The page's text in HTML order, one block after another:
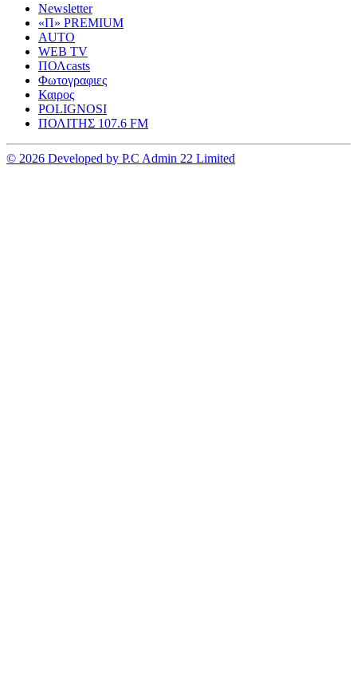
Newsletter
«Π» PREMIUM
AUTO
WEB TV
ΠΟΛcasts
Φωτογραφιες
Καιρος
POLIGNOSI
ΠΟΛΙΤΗΣ 107.6 FM
© 2026 Developed by P.C Admin 22 Limited